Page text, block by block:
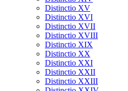
Distinctio XV
Distinctio XVI
Distinctio XVII
Distinctio XVIII
Distinctio XIX
Distinctio XX
Distinctio XXI
Distinctio XXII
Distinctio XXIII